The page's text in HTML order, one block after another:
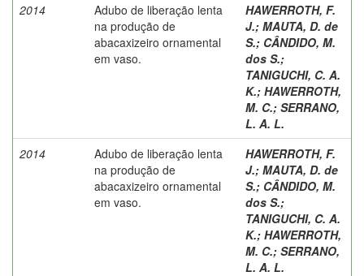
2014
Adubo de liberação lenta
na produção de
abacaxizeiro ornamental
em vaso.
HAWERROTH, F.
J.; MAUTA, D. de
S.; CÂNDIDO, M.
dos S.;
TANIGUCHI, C. A.
K.; HAWERROTH,
M. C.; SERRANO,
L. A. L.
2014
Adubo de liberação lenta
na produção de
abacaxizeiro ornamental
em vaso.
HAWERROTH, F.
J.; MAUTA, D. de
S.; CÂNDIDO, M.
dos S.;
TANIGUCHI, C. A.
K.; HAWERROTH,
M. C.; SERRANO,
L. A. L.